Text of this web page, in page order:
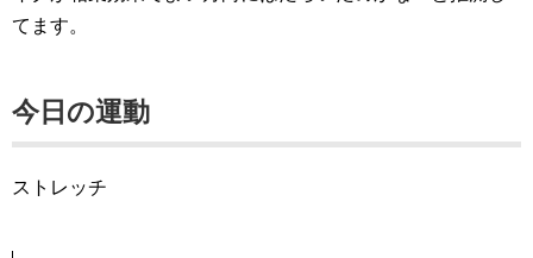
てます。
今日の運動
ストレッチ